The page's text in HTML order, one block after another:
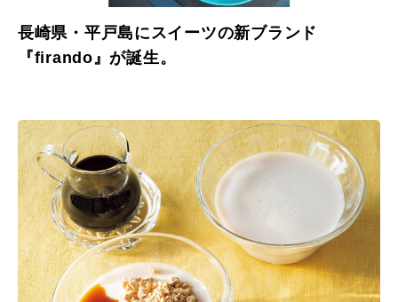
長崎県・平戸島にスイーツの新ブランド
『firando』が誕生。